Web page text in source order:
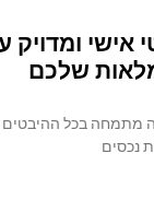
אישי
שלכם
מתמחה בכל
נכסים